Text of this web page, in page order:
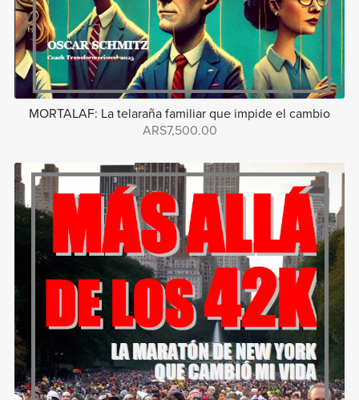
MORTALAF: La telaraña familiar que impide el cambio
ARS7,500.00